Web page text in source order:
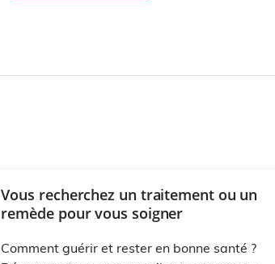
Vous recherchez un traitement ou un
remède pour vous soigner
Comment guérir et rester en bonne santé ?